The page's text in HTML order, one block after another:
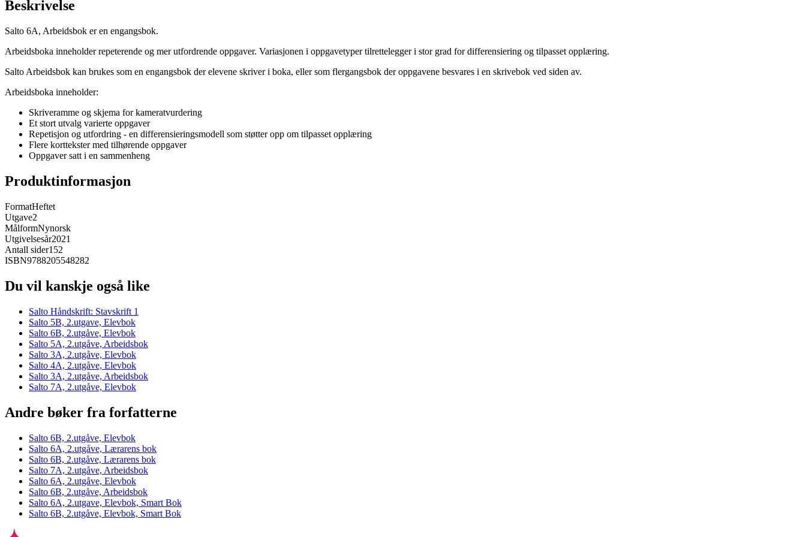
Beskrivelse
Salto 6A, Arbeidsbok er en engangsbok.
Arbeidsboka inneholder repeterende og mer utfordrende oppgaver. Variasjonen i oppgavetyper tilrettelegger i stor grad for differensiering og tilpasset opplæring.
Salto Arbeidsbok kan brukes som en engangsbok der elevene skriver i boka, eller som flergangsbok der oppgavene besvares i en skrivebok ved siden av.
Arbeidsboka inneholder:
Skriveramme og skjema for kameratvurdering
Et stort utvalg varierte oppgaver
Repetisjon og utfordring - en differensieringsmodell som støtter opp om tilpasset opplæring
Flere korttekster med tilhørende oppgaver
Oppgaver satt i en sammenheng
Produktinformasjon
FormatHeftet
Utgave2
MålformNynorsk
Utgivelsesår2021
Antall sider152
ISBN9788205548282
Du vil kanskje også like
Salto Håndskrift: Stavskrift 1
Salto 5B, 2.utgave, Elevbok
Salto 6B, 2.utgåve, Elevbok
Salto 5A, 2.utgåve, Arbeidsbok
Salto 3A, 2.utgåve, Elevbok
Salto 4A, 2.utgåve, Elevbok
Salto 3A, 2.utgåve, Arbeidsbok
Salto 7A, 2.utgåve, Elevbok
Andre bøker fra forfatterne
Salto 6B, 2.utgåve, Elevbok
Salto 6A, 2.utgåve, Lærarens bok
Salto 6B, 2.utgåve, Lærarens bok
Salto 7A, 2.utgåve, Arbeidsbok
Salto 6A, 2.utgåve, Elevbok
Salto 6B, 2.utgåve, Arbeidsbok
Salto 6A, 2.utgave, Elevbok, Smart Bok
Salto 6B, 2.utgåve, Elevbok, Smart Bok